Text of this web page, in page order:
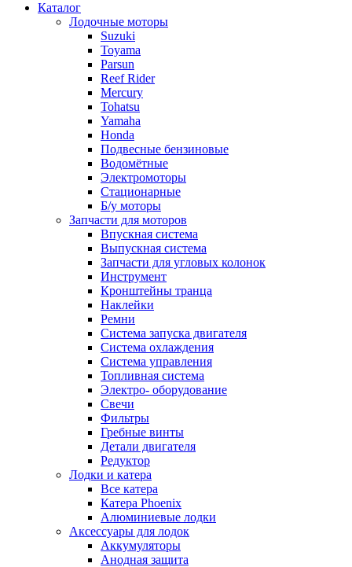
Каталог
Лодочные моторы
Suzuki
Toyama
Parsun
Reef Rider
Mercury
Tohatsu
Yamaha
Honda
Подвесные бензиновые
Водомётные
Электромоторы
Стационарные
Б/у моторы
Запчасти для моторов
Впускная система
Выпускная система
Запчасти для угловых колонок
Инструмент
Кронштейны транца
Наклейки
Ремни
Система запуска двигателя
Система охлаждения
Система управления
Топливная система
Электро- оборудование
Свечи
Фильтры
Гребные винты
Детали двигателя
Редуктор
Лодки и катера
Все катера
Катера Phoenix
Алюминиевые лодки
Аксессуары для лодок
Аккумуляторы
Анодная защита